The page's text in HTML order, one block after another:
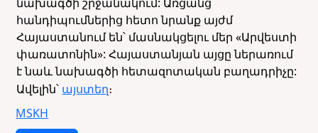
հանդիպումներից հետո նրանք այժմ
Հայաստանում են՝ մասնակցելու մեր «Արվեստի
փառատոնին»: Հայաստանյան այցը ներառում
է նաև նախագծի հետազոտական բաղադրիչը:
Ավելին՝ այստեղ։
MSKH